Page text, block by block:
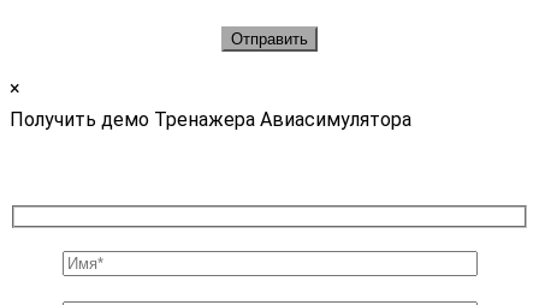
×
Получить демо Тренажера Авиасимулятора